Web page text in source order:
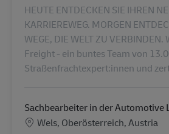
HEUTE ENTDECKEN SIE IHREN
KARRIEREWEG. MORGEN
WEGE, DIE WELT ZU
Freight - ein buntes Team von
Straßenfrachtexpert:innen und
Sachbearbeiter in der
LieuWels, Oberösterreich, Austria